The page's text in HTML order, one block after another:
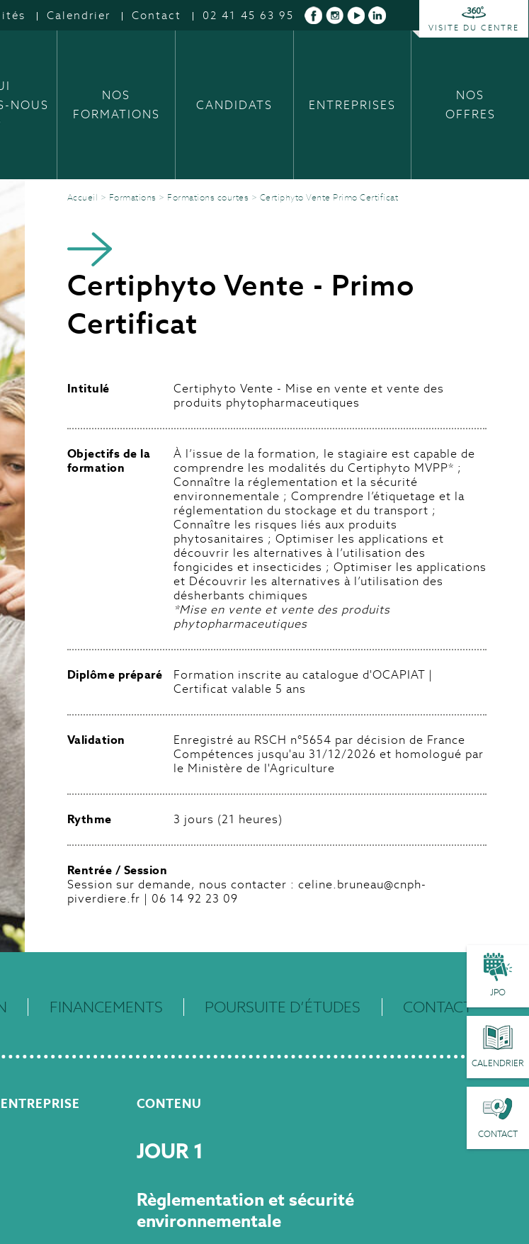
Calendrier Contact 02 41 45 63 95
VISITE DU CENTRE
NOUS
NOS
FORMATIONS
CANDIDATS ENTREPRISES
NOS
OFFRES
JPO
CALENDRIER
CONTACT
Accueil > Formations > Formations courtes > Certiphyto Vente Primo Certificat
Certiphyto Vente - Primo
Certificat
Intitulé
Certiphyto Vente - Mise en vente et vente des
produits phytopharmaceutiques
Objectifs de la
formation
À l’issue de la formation, le stagiaire est capable de
comprendre les modalités du Certiphyto MVPP* ;
Connaître la réglementation et la sécurité
environnementale ; Comprendre l’étiquetage et la
réglementation du stockage et du transport ;
Connaître les risques liés aux produits
phytosanitaires ; Optimiser les applications et
découvrir les alternatives à l’utilisation des
fongicides et insecticides ; Optimiser les applications
et Découvrir les alternatives à l’utilisation des
désherbants chimiques
*Mise en vente et vente des produits
phytopharmaceutiques
Diplôme préparé
Formation inscrite au catalogue d'OCAPIAT |
Certificat valable 5 ans
Validation
Enregistré au RSCH n°5654 par décision de France
Compétences jusqu'au 31/12/2026 et homologué par
le Ministère de l'Agriculture
Rythme 3 jours (21 heures)
Rentrée / Session
Session sur demande, nous contacter : celine.bruneau@cnph-
piverdiere.fr | 06 14 92 23 09
FINANCEMENTS POURSUITE D’ÉTUDES CONTACT
CONTENU
JOUR 1
Règlementation et sécurité
environnementale